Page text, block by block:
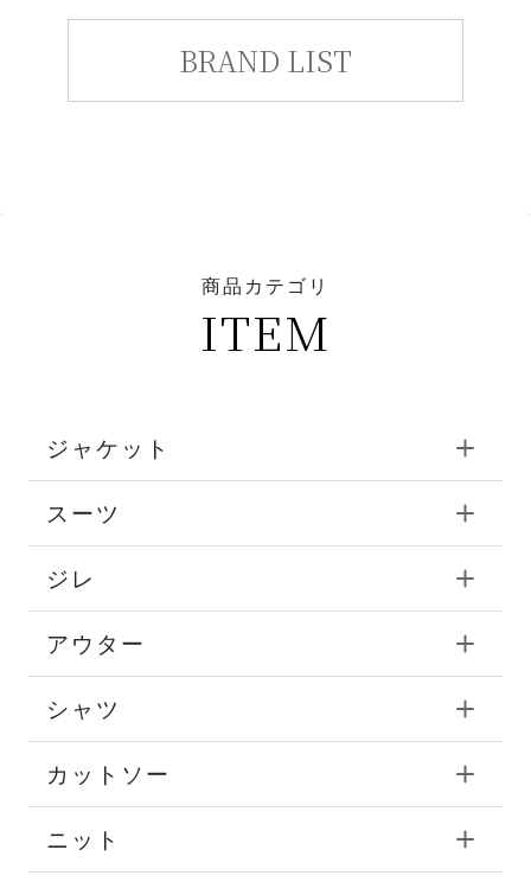
BRAND LIST
商品カテゴリ
ITEM
ジャケット
スーツ
ジレ
アウター
シャツ
カットソー
ニット